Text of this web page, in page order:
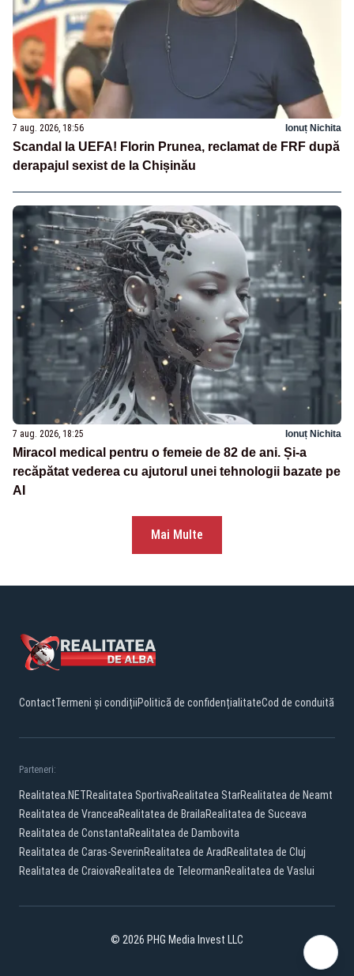
7 aug. 2026, 18:56 Ionuț Nichita
Scandal la UEFA! Florin Prunea, reclamat de FRF după
derapajul sexist de la Chișinău
7 aug. 2026, 18:25 Ionuț Nichita
Miracol medical pentru o femeie de 82 de ani. Și-a
recăpătat vederea cu ajutorul unei tehnologii bazate pe
AI
Mai Multe
ContactTermeni și condițiiPolitică de confidențialitateCod de conduită
Parteneri:
Realitatea.NETRealitatea SportivaRealitatea StarRealitatea de Neamt
Realitatea de VranceaRealitatea de BrailaRealitatea de Suceava
Realitatea de ConstantaRealitatea de Dambovita
Realitatea de Caras-SeverinRealitatea de Arad Realitatea de Cluj
Realitatea de CraiovaRealitatea de TeleormanRealitatea de Vaslui
© 2026 PHG Media Invest LLC